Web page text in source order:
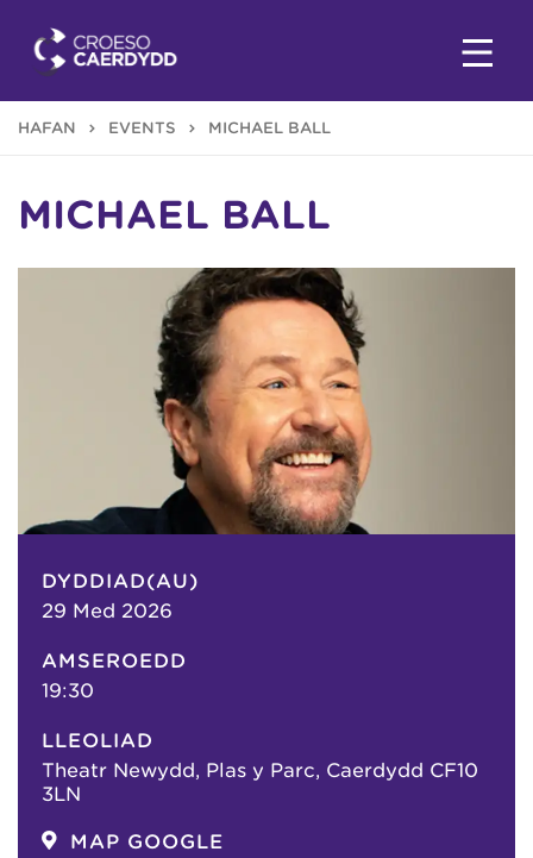
HAFAN EVENTS MICHAEL BALL
MICHAEL BALL
DYDDIAD(AU)
29 Med 2026
AMSEROEDD
19:30
LLEOLIAD
Theatr Newydd, Plas y Parc, Caerdydd CF10
3LN
MAP GOOGLE